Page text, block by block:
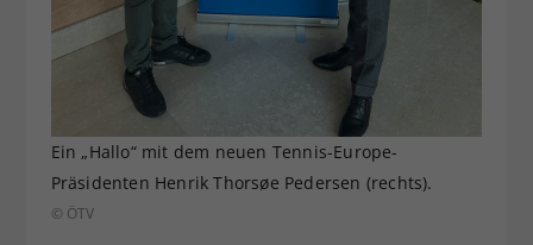
Ein „Hallo“ mit dem neuen Tennis-Europe-
Präsidenten Henrik Thorsøe Pedersen (rechts).
© ÖTV